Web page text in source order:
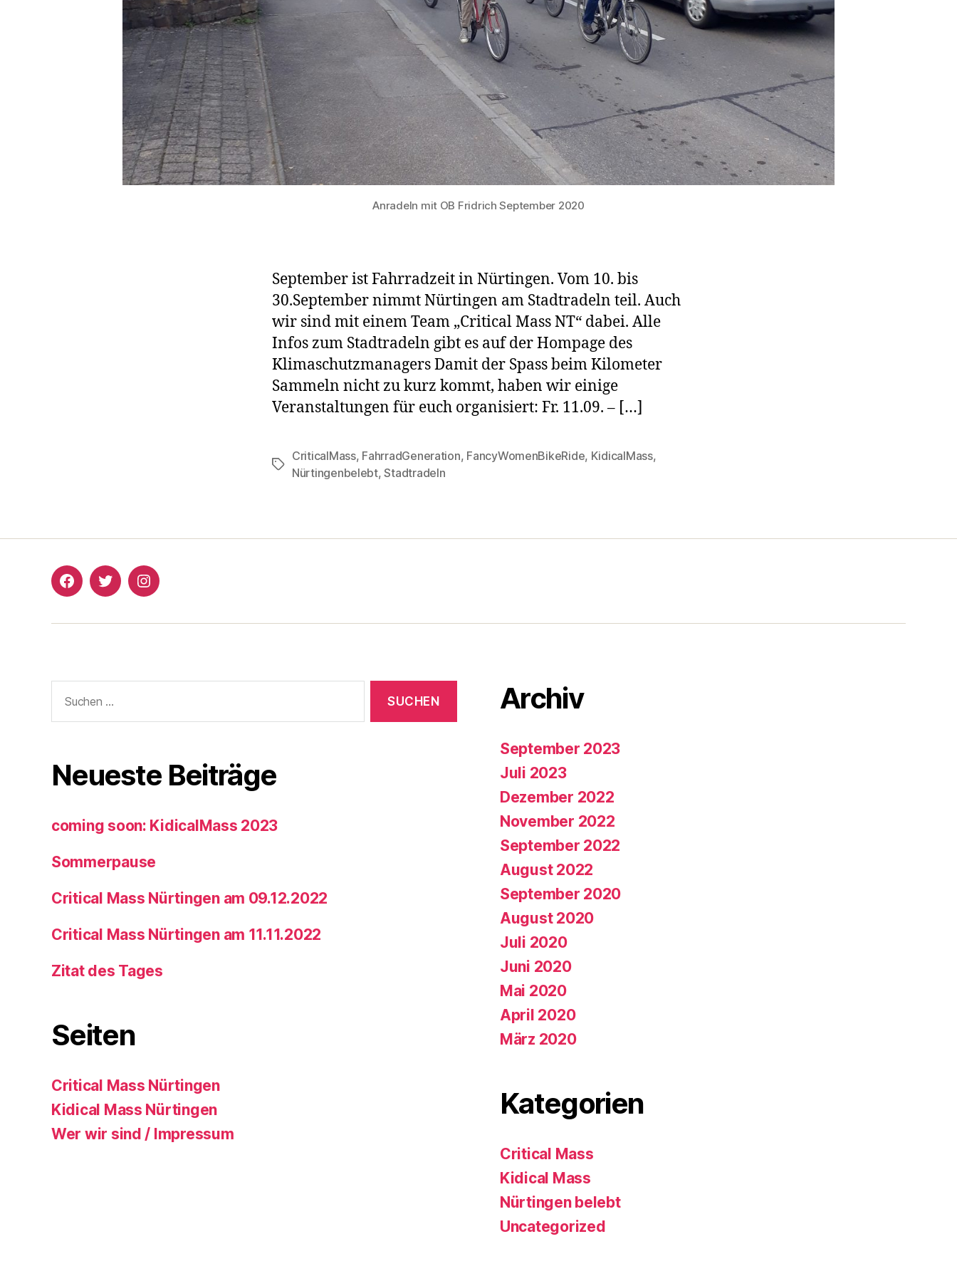
Anradeln mit OB Fridrich September 2020
September ist Fahrradzeit in Nürtingen. Vom 10. bis
30.September nimmt Nürtingen am Stadtradeln teil. Auch
wir sind mit einem Team „Critical Mass NT“ dabei. Alle
Infos zum Stadtradeln gibt es auf der Hompage des
Klimaschutzmanagers Damit der Spass beim Kilometer
Sammeln nicht zu kurz kommt, haben wir einige
Veranstaltungen für euch organisiert: Fr. 11.09. – […]
Schlagwörter
CriticalMass, FahrradGeneration, FancyWomenBikeRide, KidicalMass,
Nürtingenbelebt,Stadtradeln
Critical
Nürtingen
Critical
Nürtingen
Critical
Nürtingen
nach:
Neueste Beiträge
coming soon: KidicalMass 2023
Sommerpause
Critical Mass Nürtingen am 09.12.2022
Critical Mass Nürtingen am 11.11.2022
Zitat des Tages
Seiten
Critical Mass Nürtingen
Kidical Mass Nürtingen
Wer wir sind / Impressum
Archiv
September 2023
Juli 2023
Dezember 2022
November 2022
September 2022
August 2022
September 2020
August 2020
Juli 2020
Juni 2020
Mai 2020
April 2020
März 2020
Kategorien
Critical Mass
Kidical Mass
Nürtingen belebt
Uncategorized